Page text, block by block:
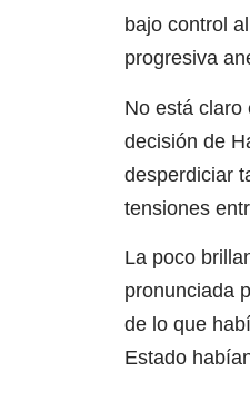
bajo control
progresiva
No está claro
decisión de
desperdiciar
tensiones
La poco
pronunciada
de lo que
Estado